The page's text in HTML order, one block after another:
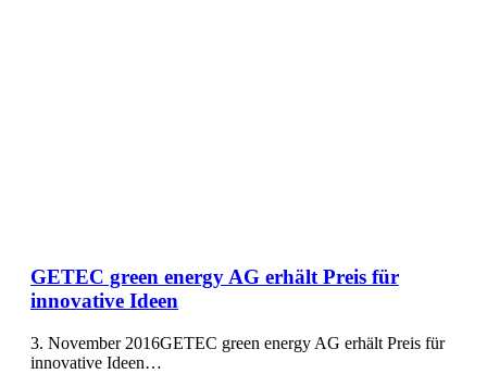
GETEC green energy AG erhält Preis für
innovative Ideen
3. November 2016GETEC green energy AG erhält Preis für
innovative Ideen…